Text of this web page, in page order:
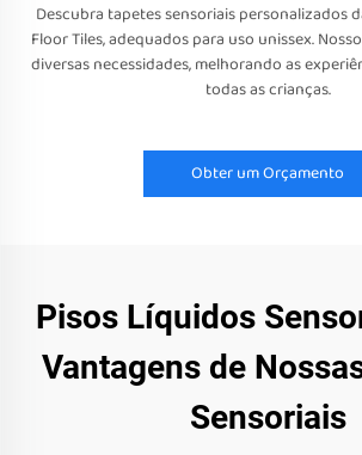
Descubra tapetes sensoriais personalizados
Floor Tiles, adequados para uso unissex.
diversas necessidades, melhorando as
todas as crianças.
Obter um Orçamento
Pisos Líquidos
Vantagens de
Sensoriais